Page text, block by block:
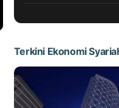
Terkini Ekonomi